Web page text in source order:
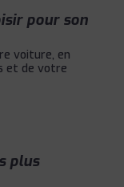
pour son
voiture, en
et de votre
plus